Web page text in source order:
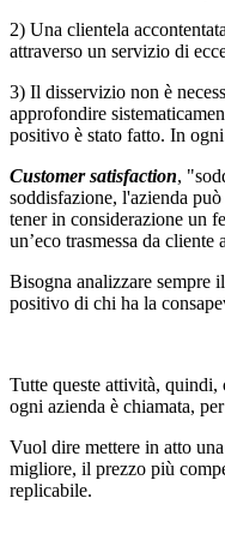
2) Una clientela
attraverso un servizio di
3) Il disservizio non è
approfondire
positivo è stato fatto. In
Customer satisfaction,
soddisfazione, l'azienda
tener in considerazione un
un’eco trasmessa da
Bisogna analizzare sempre
positivo di chi ha la
Tutte queste attività, quindi,
ogni azienda è chiamata,
Vuol dire mettere in atto
migliore, il prezzo più
replicabile.